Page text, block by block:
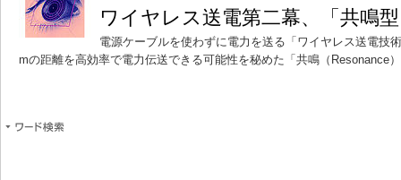
ワイヤレス送電第二幕、「共鳴
電源ケーブルを使わずに電力を送る「ワイヤレス送電技
mの距離を高効率で電力伝送できる可能性を秘めた「共鳴（Resonance